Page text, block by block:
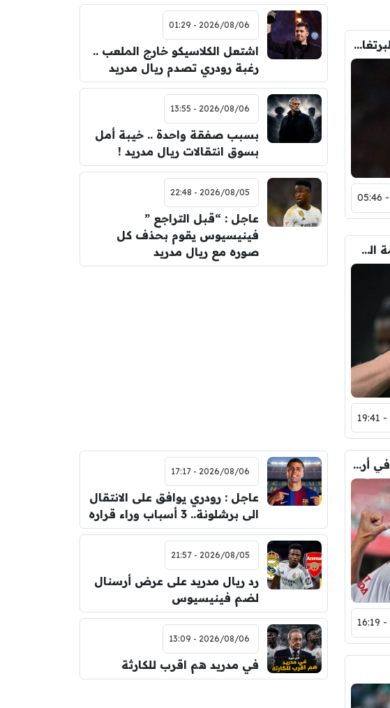
أرقام مميزة من غيوكيرس في الدوري البرتغالي
غيوكيرس إلى أرسنال .. الكشف عن قيمة الصفقة ومدة العقد
فيكتور غيوكيرس يجتاز الفحص الطبي في أرسنال
2026/08/06 - 01:29
اشتعل الكلاسيكو خارج الملعب ..
رغبة رودري تصدم ريال مدريد
2026/08/06 - 13:55
بسبب صفقة واحدة .. خيبة أمل
بسوق انتقالات ريال مدريد !
2026/08/05 - 22:48
عاجل : “قبل التراجع ”
فينيسيوس يقوم بحذف كل
صوره مع ريال مدريد
2026/08/06 - 17:17
عاجل : رودري يوافق على الانتقال
الى برشلونة.. 3 أسباب وراء قراره
2026/08/05 - 21:57
رد ريال مدريد على عرض أرسنال
لضم فينيسيوس
2026/08/06 - 13:09
في مدريد هم اقرب للكارثة